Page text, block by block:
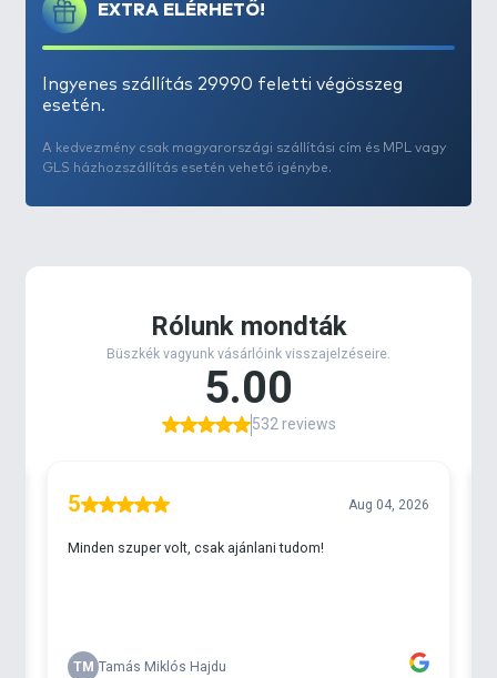
EXTRA ELÉRHETŐ!
Ingyenes szállítás 29990 feletti végösszeg
esetén.
A kedvezmény csak magyarországi szállítási cím és MPL vagy
GLS házhozszállítás esetén vehető igénybe.